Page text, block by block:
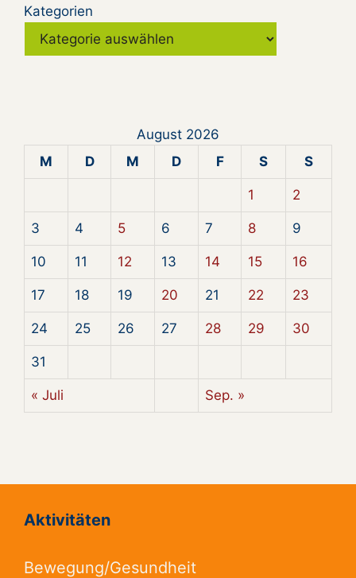
Kategorien
August 2026
M
D M D F S S
1 2
3 4 5 6 7 8 9
10 11 12 13 14 15 16
17 18 19 20 21 22 23
24 25 26 27 28 29 30
31
« Juli Sep. »
Aktivitäten
Bewegung/Gesundheit